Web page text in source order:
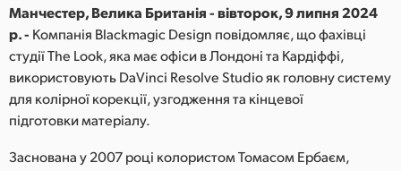
Italy
Japan
Korea
Манчестер, Велика Британія - вівторок, 9 липня 2024
р. - Компанія Blackmagic Design повідомляє, що фахівці
студії The Look, яка має офіси в Лондоні та Кардіффі,
використовують DaVinci Resolve Studio як головну систему
для колірної корекції, узгодження та кінцевої
підготовки матеріалу.
Заснована у 2007 році колористом Томасом Ербаєм,